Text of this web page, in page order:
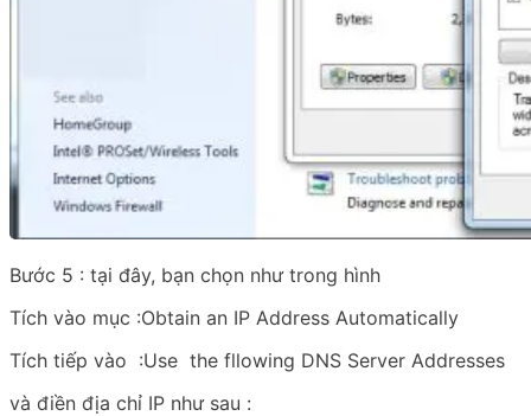
Bước 5 : tại đây, bạn chọn như trong hình
Tích vào mục :Obtain an IP Address Automatically
Tích tiếp vào :Use the fllowing DNS Server Addresses
và điền địa chỉ IP như sau :